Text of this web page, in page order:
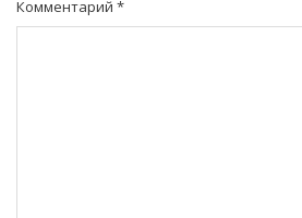
Комментарий *